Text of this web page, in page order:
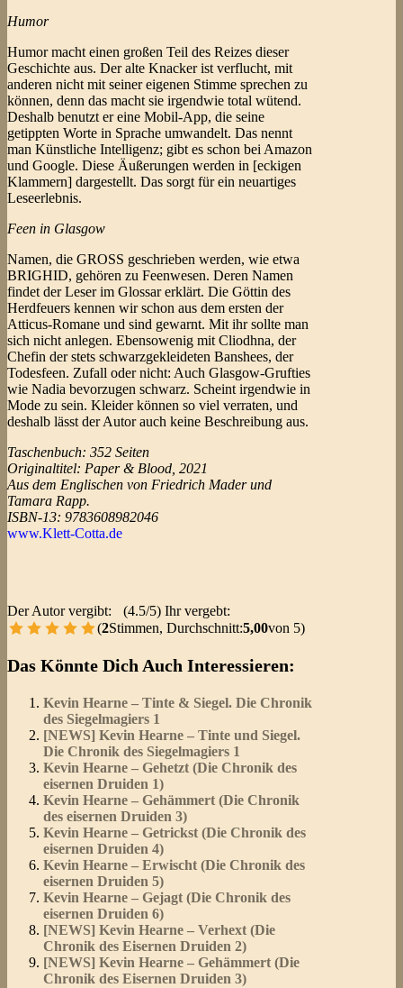
Humor
Humor macht einen großen Teil des Reizes dieser
Geschichte aus. Der alte Knacker ist verflucht, mit
anderen nicht mit seiner eigenen Stimme sprechen zu
können, denn das macht sie irgendwie total wütend.
Deshalb benutzt er eine Mobil-App, die seine
getippten Worte in Sprache umwandelt. Das nennt
man Künstliche Intelligenz; gibt es schon bei Amazon
und Google. Diese Äußerungen werden in [eckigen
Klammern] dargestellt. Das sorgt für ein neuartiges
Leseerlebnis.
Feen in Glasgow
Namen, die GROSS geschrieben werden, wie etwa
BRIGHID, gehören zu Feenwesen. Deren Namen
findet der Leser im Glossar erklärt. Die Göttin des
Herdfeuers kennen wir schon aus dem ersten der
Atticus-Romane und sind gewarnt. Mit ihr sollte man
sich nicht anlegen. Ebensowenig mit Cliodhna, der
Chefin der stets schwarzgekleideten Banshees, der
Todesfeen. Zufall oder nicht: Auch Glasgow-Grufties
wie Nadia bevorzugen schwarz. Scheint irgendwie in
Mode zu sein. Kleider können so viel verraten, und
deshalb lässt der Autor auch keine Beschreibung aus.
Taschenbuch: 352 Seiten
Originaltitel: Paper & Blood, 2021
Aus dem Englischen von Friedrich Mader und
Tamara Rapp.
ISBN-13: 9783608982046
www.Klett-Cotta.de
Der Autor vergibt: (4.5/5) Ihr vergebt:
(2Stimmen, Durchschnitt:5,00von 5)
Das Könnte Dich Auch Interessieren:
Kevin Hearne – Tinte & Siegel. Die Chronik
des Siegelmagiers 1
[NEWS] Kevin Hearne – Tinte und Siegel.
Die Chronik des Siegelmagiers 1
Kevin Hearne – Gehetzt (Die Chronik des
eisernen Druiden 1)
Kevin Hearne – Gehämmert (Die Chronik
des eisernen Druiden 3)
Kevin Hearne – Getrickst (Die Chronik des
eisernen Druiden 4)
Kevin Hearne – Erwischt (Die Chronik des
eisernen Druiden 5)
Kevin Hearne – Gejagt (Die Chronik des
eisernen Druiden 6)
[NEWS] Kevin Hearne – Verhext (Die
Chronik des Eisernen Druiden 2)
[NEWS] Kevin Hearne – Gehämmert (Die
Chronik des Eisernen Druiden 3)